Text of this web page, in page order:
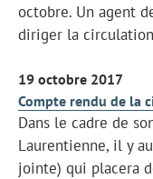
octobre. Un agent
diriger la
19 octobre 2017
Compte rendu de la
Dans le cadre de
Laurentienne, il y
jointe) qui placera